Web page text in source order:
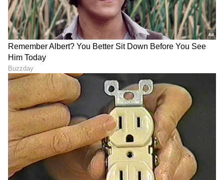
ಸಂಬಂಧ,ಫ್ಯಾಷನ್,ರೆಸಿಪಿಅಪ್ಡೇಟ್‌ಗಳಿಗಾಗಿ
ಏಷ್ಯಾನೆಟ್ ಸುವರ್ಣ ನ್ಯೂಸ್‌ ಫಾಲೋ ಮಾಡಿ.
ಸಂಪೂರ್ಣ ಮಾಹಿತಿ ಒಂದೇ ಕ್ಲಿಕ್‌ನಲ್ಲಿ ಲಭ್ಯ. ಏಷ್ಯಾನೆಟ್
ಸುವರ್ಣ ನ್ಯೂಸ್ ಅಧಿಕೃತ ಆ್ಯಪ್ ಡೌನ್‌ಲೋಡ್ ಮಾಡಿ
ಹಾಗು ಎಲ್ಲಾ ಅಪ್‌ಡೇಟ್ ಗಳನ್ನು ಪಡೆಯಿರಿ.
ABOUT THE AUTHOR
AH
Ashwini HR
ಮಲೆನಾಡಿನ ಹೆಬ್ಬಾಗಿಲು ಶಿವಮೊಗ್ಗದ ಸ್ಥಳೀಯ ದಿನಪತ್ರಿಕೆ
'ಕ್ರಾಂತಿದೀಪ'ದಲ್ಲಿ ಉಪ ಸಂಪಾದಕಿಯಾಗಿ ವೃತ್ತಿ ಜೀವನ ಪ್ರಾರಂಭ.
ಪತ್ರಿಕೋದ್ಯಮದಲ್ಲಿ 14 ವರ್ಷಗಳ ಅನುಭವ. ರಾಜ್ಯಮಟ್ಟದ
ದಿನಪತ್ರಿಕೆಗಳಲ್ಲಿ ಹಾಗೂ ವೆಬ್‌ಸೈಟ್‌ಗಳಲ್ಲಿ ರಾಜಕೀಯ, ಮನರಂಜನೆ,
ಶಿಕ್ಷಣ, ಆರೋಗ್ಯ, ಟ್ರೆಂಡಿಂಗ್‌, ಲೈಫ್‌ಸ್ಟೈಲ್‌ ಕುರಿತಾದ ವಿಷಯಗಳ
ಲೇಖನಗಳನ್ನು ಬರೆದಿದ್ದೇನೆ.ಪ್ರಸ್ತುತ ಸುವರ್ಣ ಡಿಜಿಟಲ್‌ ತಂಡದ
ಭಾಗವಾಗಿ ವೃತ್ತಿ ಜೀವನ ಮುಂದುವರಿಸುತ್ತಿದ್ದೇನೆ.
ಫ್ಯಾಷನ್ ಜೀವನಶೈಲಿ ಮಹಿಳೆಯರು